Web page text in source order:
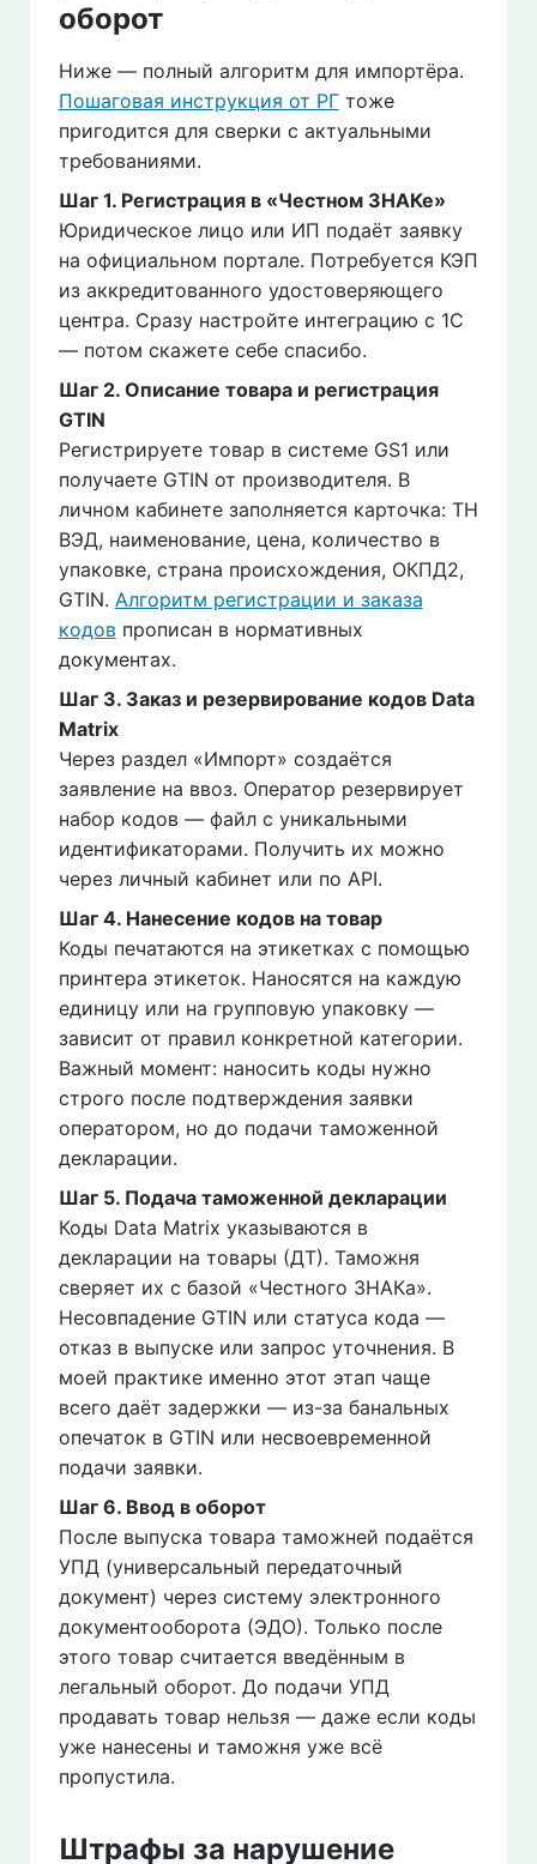
оборот
Ниже — полный алгоритм для импортёра.
Пошаговая инструкция от РГтоже
пригодится для сверки с актуальными
требованиями.
Шаг 1. Регистрация в «Честном ЗНАКе»
Юридическое лицо или ИП подаёт заявку
на официальном портале. Потребуется КЭП
из аккредитованного удостоверяющего
центра. Сразу настройте интеграцию с 1С
— потом скажете себе спасибо.
Шаг 2. Описание товара и регистрация
GTIN
Регистрируете товар в системе GS1 или
получаете GTIN от производителя. В
личном кабинете заполняется карточка: ТН
ВЭД, наименование, цена, количество в
упаковке, страна происхождения, ОКПД2,
GTIN. Алгоритм регистрации и заказа
кодовпрописан в нормативных
документах.
Шаг 3. Заказ и резервирование кодов Data
Matrix
Через раздел «Импорт» создаётся
заявление на ввоз. Оператор резервирует
набор кодов — файл с уникальными
идентификаторами. Получить их можно
через личный кабинет или по API.
Шаг 4. Нанесение кодов на товар
Коды печатаются на этикетках с помощью
принтера этикеток. Наносятся на каждую
единицу или на групповую упаковку —
зависит от правил конкретной категории.
Важный момент: наносить коды нужно
строго после подтверждения заявки
оператором, но до подачи таможенной
декларации.
Шаг 5. Подача таможенной декларации
Коды Data Matrix указываются в
декларации на товары (ДТ). Таможня
сверяет их с базой «Честного ЗНАКа».
Несовпадение GTIN или статуса кода —
отказ в выпуске или запрос уточнения. В
моей практике именно этот этап чаще
всего даёт задержки — из-за банальных
опечаток в GTIN или несвоевременной
подачи заявки.
Шаг 6. Ввод в оборот
После выпуска товара таможней подаётся
УПД (универсальный передаточный
документ) через систему электронного
документооборота (ЭДО). Только после
этого товар считается введённым в
легальный оборот. До подачи УПД
продавать товар нельзя — даже если коды
уже нанесены и таможня уже всё
пропустила.
Штрафы за нарушение